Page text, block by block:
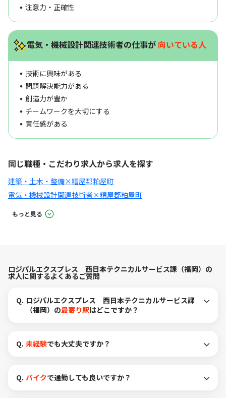
注意力・正確性
電気・機械設計関連技術者の仕事が 向いている人
技術に興味がある
問題解決能力がある
創造力が豊か
チームワークを大切にする
責任感がある
同じ職種・こだわり求人から求人を探す
建築・土木・整備×糟屋郡粕屋町
電気・機械設計関連技術者×糟屋郡粕屋町
もっと見る
ロジパルエクスプレス 西日本テクニカルサービス課（福岡）の
求人に関するよくあるご質問
Q. ロジパルエクスプレス 西日本テクニカルサービス課
（福岡）の最寄り駅はどこですか？
Q. 未経験でも大丈夫ですか？
Q. バイクで通勤しても良いですか？